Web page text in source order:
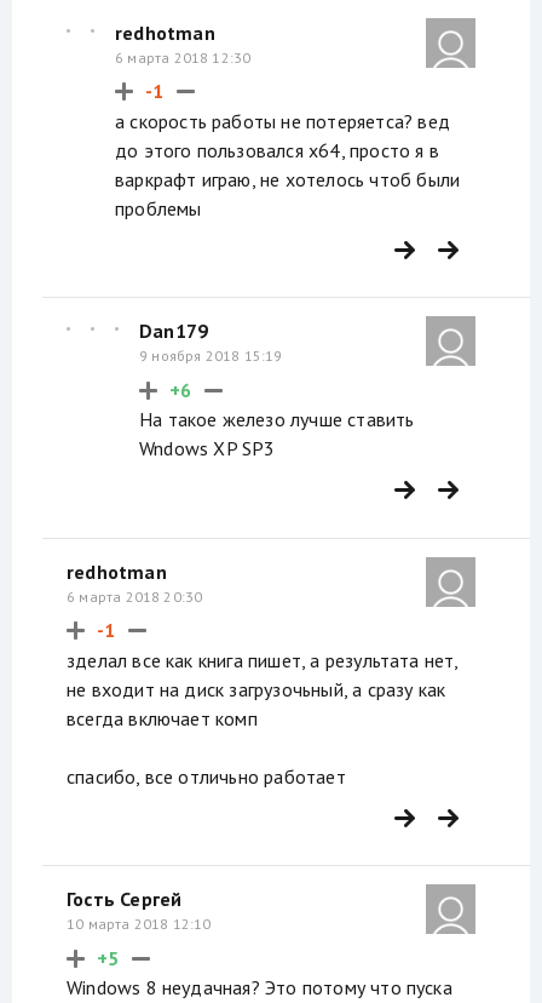
redhotman
6 марта 2018 12:30
-1
а скорость работы не потеряетса? вед
до этого пользовался х64, просто я в
варкрафт играю, не хотелось чтоб были
проблемы
Dan179
9 ноября 2018 15:19
+6
На такое железо лучше ставить
Wndows XP SP3
redhotman
6 марта 2018 20:30
-1
зделал все как книга пишет, а результата нет,
не входит на диск загрузочьный, а сразу как
всегда включает комп
спасибо, все отличьно работает
Гость Сергей
10 марта 2018 12:10
+5
Windows 8 неудачная? Это потому что пуска